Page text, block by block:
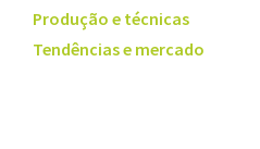
Produção e técnicas
Tendências e mercado